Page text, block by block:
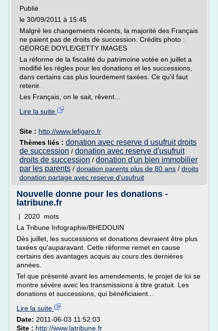
Publié
le 30/09/2011 à 15:45
Malgré les changements récents, la majorité des Français
ne paient pas de droits de succession. Crédits photo :
GEORGE DOYLE/GETTY IMAGES
La réforme de la fiscalité du patrimoine votée en juillet a
modifié les règles pour les donations et les successions,
dans certains cas plus lourdement taxées. Ce qu'il faut
retenir.
Les Français, on le sait, rêvent...
Lire la suite
Site : http://www.lefigaro.fr
Thèmes liés : donation avec reserve d usufruit droits
de succession / donation avec reserve d'usufruit
droits de succession / donation d'un bien immobilier
par les parents / donation parents plus de 80 ans / droits
donation partage avec reserve d'usufruit
Nouvelle donne pour les donations -
latribune.fr
| 2020 mots
La Tribune Infographie/BHEDOUIN
Dès juillet, les successions et donations devraient être plus
taxées qu'auparavant. Cette réforme remet en cause
certains des avantages acquis au cours des dernières
années.
Tel que présenté avant les amendements, le projet de loi se
montre sévère avec les transmissions à titre gratuit. Les
donations et successions, qui bénéficiaient...
Lire la suite
Date: 2011-06-03 11:52:03
Site : http://www.latribune.fr